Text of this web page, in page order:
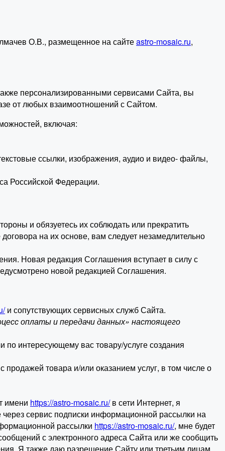
О.В., размещенное на сайтеastro-mosaic.ru,
персонализированными сервисами Сайта, вы
от любых взаимоотношений с Сайтом.
включая:
ссылки, изображения, аудио и видео- файлы,
Российской Федерации.
и обязуетесь их соблюдать или прекратить
на их основе, вам следует незамедлительно
Новая редакция Соглашения вступает в силу с
новой редакцией Соглашения.
и сопутствующих сервисных служб Сайта.
оплаты и передачи данных» настоящего
интересующему вас товару/услуге создания
товара и/или оказанием услуг, в том числе о
имени https://astro-mosaic.ru/в сети Интернет, я
сервис подписки информационной рассылки на
рассылки https://astro-mosaic.ru/, мне будет
с электронного адреса Сайта или же сообщить